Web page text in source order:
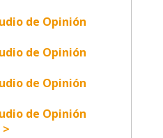
de Opinión
de Opinión
de Opinión
de Opinión